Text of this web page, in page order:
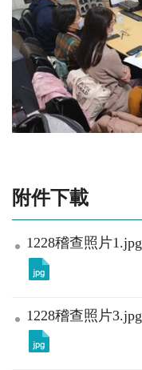
附件下載
1228稽查照片1.jpg
1228稽查照片3.jpg